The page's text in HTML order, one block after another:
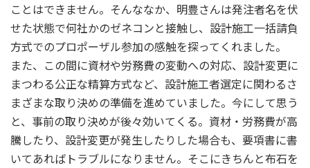
ことはできません。そんななか、明豊さんは発注者名を伏
せた状態で何社かのゼネコンと接触し、設計施工一括請負
方式でのプロポーザル参加の感触を探ってくれました。
また、この間に資材や労務費の変動への対応、設計変更に
まつわる公正な精算方式など、設計施工者選定に関わるさ
まざまな取り決めの準備を進めていました。今にして思う
と、事前の取り決めが後々効いてくる。資材・労務費が高
騰したり、設計変更が発生したりした場合も、要項書に書
いてあればトラブルになりません。そこにきちんと布石を